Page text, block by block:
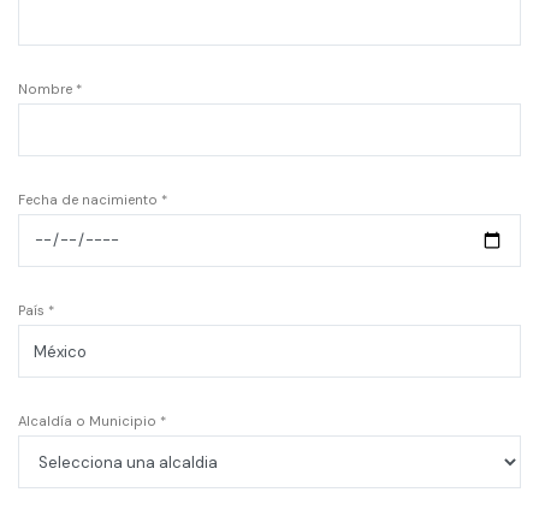
Nombre *
Fecha de nacimiento *
País *
Alcaldía o Municipio *